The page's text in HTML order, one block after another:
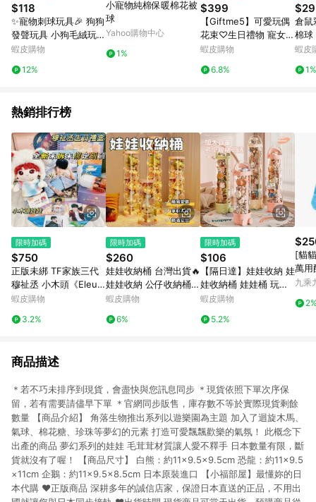
追訴之權利，活動詳情以樂天市場網站公告為準。
$118
✨寵物刺球玩具🎉 狗狗
發聲玩具 小狗毛絨玩具
幼犬磨牙玩具 磨牙潔齒
互動玩具 逗狗玩具 寵
蝦皮購物
12%
小寵物純棉保暖棉花被
球
Yahoo購物中心
1%
$399
【Giftme5】可愛玩偶
花束♡生日禮物 寵女友
必備玩偶花束✧情人節
禮物 女朋友花束 送閨
蝦皮購物
6.8%
$29
倉鼠
棉球
花
金鼠
蝦皮
1%
熱銷排行榜
限時加碼
$750
正版未綁 TF家族三代
穆祉丞 小木頭《Eleut
heria Baby》20cm棉
恩仔 生日
蝦皮購物
3.2%
限時加碼
$260
娃娃收納桶 台灣出貨🔥
娃娃收納 公仔收納桶🐻
玩偶收納 收納桶 娃娃
仔 布偶收納 拉鏈收納
蝦皮購物
6%
限時加碼
$106
【隔日達】娃娃收納 娃
娃收納桶 娃娃桶 玩具
收納 玩具桶 玩偶 公仔
納 收納展示盒 玩偶收
蝦皮購物
5.2%
[貓
萬用
鬼氈)
九乘
商品描述
＊若不巧未排序到現貨，會盡快與您訊息同步 ＊現貨依照下單次序保
留，若有需要請儘早下單 ＊官網同步販售，庫存數不等於實際現貨剩餘
數量 【商品介紹】 角落生物推出系列以遊樂園為主題 加入了迴旋木馬、
氣球、棉花糖、珍珠等夢幻的元素 打造可愛飄飄歡樂的氣氛！ 此概念下
出產的商品 夢幻系列的娃娃 毛茸茸材質讓人愛不釋手 日本數量有限，斷
貨就沒有了喔！ 【商品尺寸】 白熊：約11×9.5×9.5cm 恐龍：約11×9.5
×11cm 企鵝：約11×9.5×8.5cm 日本原裝進口 【小福部屋】最懂妳的日
本代購 ❤正版商品 深耕多年的誠信店家，保證日本直送的正品，不用出